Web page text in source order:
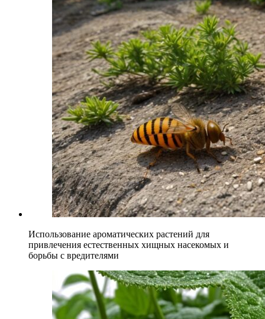
Использование ароматических растений для
привлечения естественных хищных насекомых и
борьбы с вредителями